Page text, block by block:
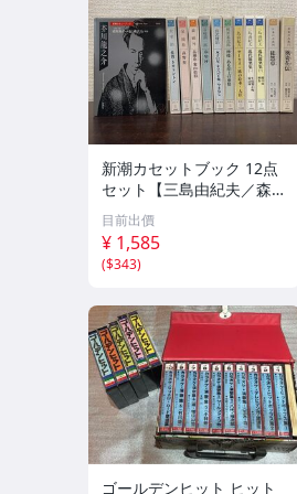
新潮カセットブック 12点
セット【三島由紀夫／森外
／太宰治／芥川龍之介／谷
崎潤一郎／宮沢賢治／他】
新潮社
目前出價
¥ 1,585
($343)
ゴールデンヒット ヒット